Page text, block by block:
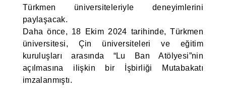
Türkmen üniversiteleriyle deneyimlerini
paylaşacak.
Daha önce, 18 Ekim 2024 tarihinde, Türkmen
üniversitesi, Çin üniversiteleri ve eğitim
kuruluşları arasında “Lu Ban Atölyesi”nin
açılmasına ilişkin bir İşbirliği Mutabakatı
imzalanmıştı.